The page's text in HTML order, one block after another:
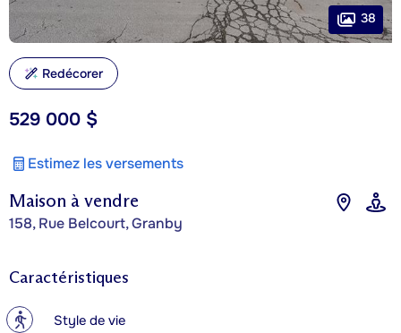
Maison à vendre
158, Rue Belcourt, Granby
529 000 $
Estimez les versements
38
Redécorer
Caractéristiques
? Style de vie